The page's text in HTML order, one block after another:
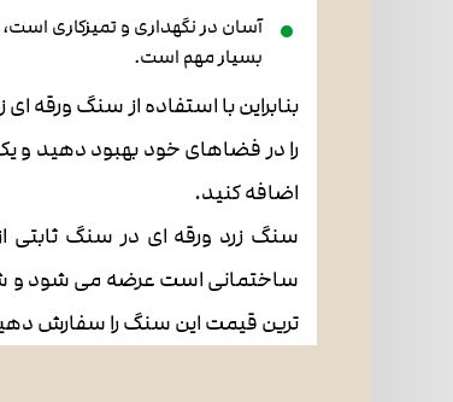
آسان در نگهداری و تمیزکاری
بسیار مهم است.
بنابراین با استفاده از سنگ ورقه
را در فضاهای خود بهبود دهید و
اضافه کنید.
سنگ زرد ورقه ای در سنگ ثابتی
ساختمانی است عرضه می شود و
ترین قیمت این سنگ را سفارش